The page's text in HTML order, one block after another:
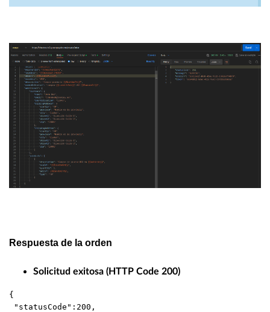
Respuesta de la orden
Solicitud exitosa (HTTP Code 200)
{
"statusCode":200,